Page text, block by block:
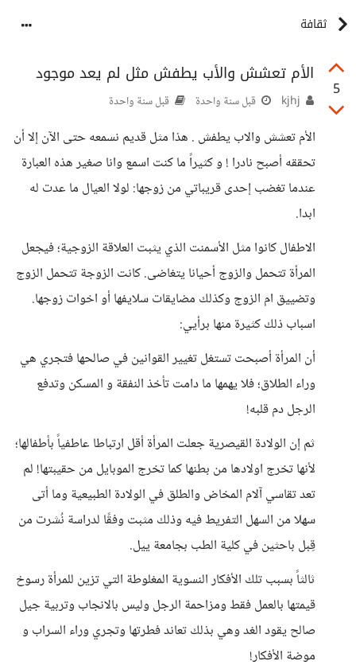
ثقافة
5
الأم تعشش والأب يطفش مثل لم يعد موجود
قبل سنة واحدة قبل سنة واحدة
الأم تعشش والاب يطفش . هذا مثل قديم نسمعه حتى الآن إلا أن
تحققه أصبح نادرا ! و كثيراً ما كنت اسمع وانا صغير هذه العبارة
عندما تغضب إحدى قريباتي من زوجها: لولا العيال ما عدت له
ابدا.
الاطفال كانوا مثل الأسمنت الذي يثبت العلاقة الزوجية؛ فيجعل
المرأة تتحمل والزوج أحيانا يتغاضى. كانت الزوجة تتحمل الزوج
وتضييق ام الزوج وكذلك مضايقات سلايفها أو اخوات زوجها.
اسباب ذلك كثيرة منها برأيي:
أن المرأة أصبحت تستغل تغيير القوانين في صالحها فتجري هي
وراء الطلاق؛ فلا يهمها ما دامت تأخذ النفقة و المسكن وتدفع
الرجل دم قلبه!
ثم إن الولادة القيصرية جعلت المرأة أقل ارتباطا عاطفياً بأطفالها؛
لأنها تخرج اولادها من بطنها كما تخرج الموبايل من حقيبتها! لم
تعد تقاسي آلام المخاض والطلق في الولادة الطبيعية وما أتى
سهلا من السهل التفريط فيه وذلك مثبت وفقًا لدراسة نُشرت من
قِبل باحثين في كلية الطب بجامعة ييل.
ثالثاً بسبب تلك الأفكار النسوية المغلوطة التي تزين للمرأة رسوخ
قيمتها بالعمل فقط ومزاحمة الرجل وليس بالانجاب وتربية جيل
صالح يقود الغد وهي بذلك تعاند فطرتها وتجري وراء السراب و
موضة الأفكار!